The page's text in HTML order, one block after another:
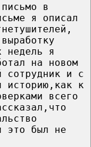
в
я описал
недель я
на новом
сотрудник и с
историю,как к
всего
это был не